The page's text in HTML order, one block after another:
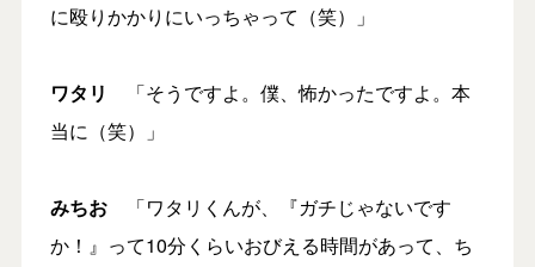
に殴りかかりにいっちゃって（笑）」
ワタリ
「そうですよ。僕、怖かったですよ。本
当に（笑）」
みちお「ワタリくんが、『ガチじゃないです
か！』って10分くらいおびえる時間があって、ち